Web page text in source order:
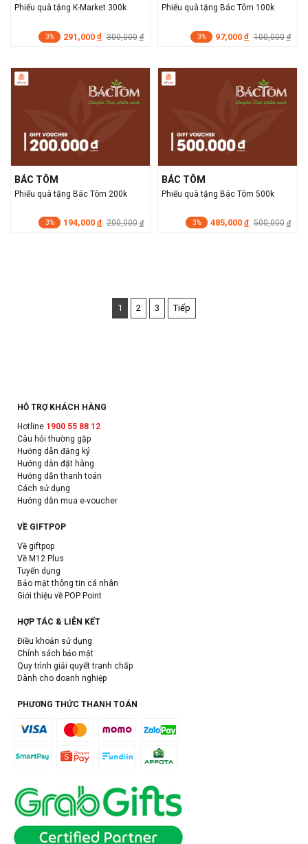
Phiếu quà tặng K-Market 300k
3% 291,000 đ 300,000 đ
Phiếu quà tặng Bác Tôm 100k
3% 97,000 đ 100,000 đ
BÁC TÔM
Phiếu quà tặng Bác Tôm 200k
3% 194,000 đ 200,000 đ
BÁC TÔM
Phiếu quà tặng Bác Tôm 500k
3% 485,000 đ 500,000 đ
1 2 3 Tiếp
HỖ TRỢ KHÁCH HÀNG
Hotline 1900 55 88 12
Câu hỏi thường gặp
Hướng dẫn đăng ký
Hướng dẫn đặt hàng
Hướng dẫn thanh toán
Cách sử dụng
Hướng dẫn mua e-voucher
VỀ GIFTPOP
Về giftpop
Về M12 Plus
Tuyển dụng
Bảo mật thông tin cá nhân
Giới thiệu về POP Point
HỢP TÁC & LIÊN KẾT
Điều khoản sử dụng
Chính sách bảo mật
Quy trình giải quyết tranh chấp
Dành cho doanh nghiệp
PHƯƠNG THỨC THANH TOÁN